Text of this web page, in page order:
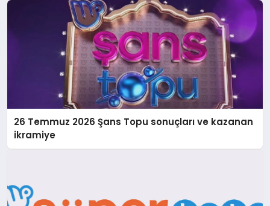
26 Temmuz 2026 Şans Topu sonuçları ve kazanan
ikramiye